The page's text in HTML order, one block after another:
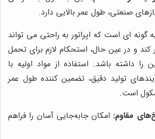
صنعتی، طول عمر بالایی دارد.
گونه ای است که اپراتور به راحتی می تواند
کند و در عین حال، استحکام لازم برای تحمل
را داشته باشد. استفاده از مواد اولیه با
تولید دقیق، تضمین کننده طول عمر
است.
مقاوم: امکان جابه‌جایی آسان را فراهم